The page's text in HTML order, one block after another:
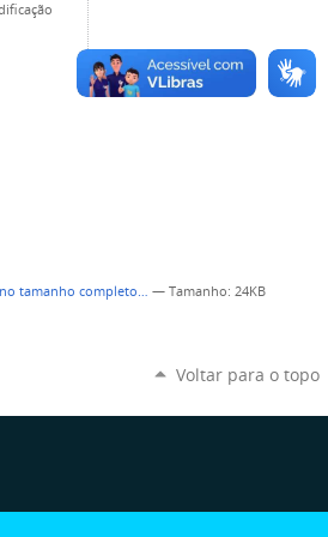
tamanho completo… — Tamanho: 24KB
Voltar para o topo